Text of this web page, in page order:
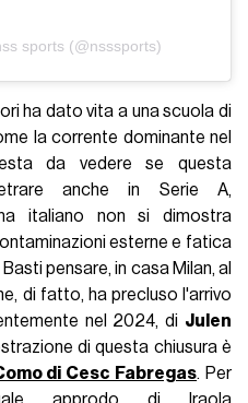
sports (@nsssports)
ha dato vita a una scuola di
la corrente dominante nel
da vedere se questa
anche in Serie A,
italiano non si dimostra
esterne e fatica
pensare, in casa Milan, al
di fatto, ha precluso l'arrivo
nel 2024, di Julen
di questa chiusura è
di Cesc Fabregas. Per
approdo di Iraola